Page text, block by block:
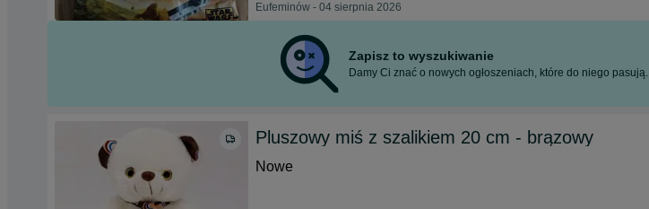
Eufeminów - 04 sierpnia 2026
Zapisz to wyszukiwanie
Damy Ci znać o nowych ogłoszeniach, które do niego pasują.
Pluszowy miś z szalikiem 20 cm - brązowy
Nowe